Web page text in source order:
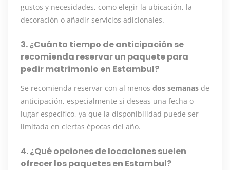
gustos y necesidades, como elegir la ubicación, la
decoración o añadir servicios adicionales.
3. ¿Cuánto tiempo de anticipación se
recomienda reservar un paquete para
pedir matrimonio en Estambul?
Se recomienda reservar con al menos dos semanas de
anticipación, especialmente si deseas una fecha o
lugar específico, ya que la disponibilidad puede ser
limitada en ciertas épocas del año.
4. ¿Qué opciones de locaciones suelen
ofrecer los paquetes en Estambul?